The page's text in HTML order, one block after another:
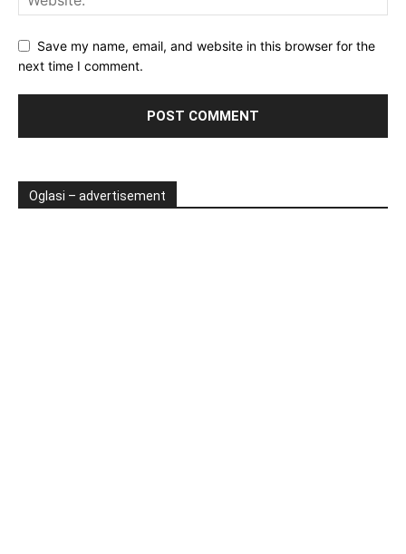
Save my name, email, and website in this browser for the
next time I comment.
Oglasi – advertisement